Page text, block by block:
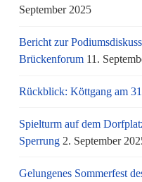
September 2025
Bericht zur
Brückenforum 11.
Rückblick: Köttgang am
Spielturm auf dem
Sperrung 2. September
Gelungenes Sommerfest